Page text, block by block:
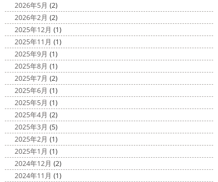
みなさんこんにちは(*^▽^*)
ここ数日
は真冬の寒さとなりましたがいかがお過ごしですか？
先
日は都内の夜桜を観に行きました
例年よりも大分寒いお
花見になりましたがとても綺麗でした(*^_^*)
帰りは人気
のハン ...
2025/03/27
サンシャイン水族館
＊横浜・藤
沢・寒川・小田原・茅ヶ崎外壁塗装
専門店＊
みなさんこんにちは(^O^)
花粉がたくさん飛んでいます
が、みなさんはいかがお過ごしですか？
笑 先日、池袋の
サンシャイン水族館に行きました
外国人の方が多く、
館内はとても賑わっていました
ここの大きな水槽にはサ
...
2020/11/30
Bali
＊湘南の外壁塗装専門店＊
こんにちは!! 今日はバリショットを少しだ
け
南国 ウルワツ
海パンで海に入
れるって最高ですね
だまだ普通にバリに行く事は難しいですが、早く自由に海
外に行けるようになりますように…
2020/11/26
海散歩
＊湘南の外壁塗装専門店＊
こんにちわ☼ 最近はグッと気温が下がり
寒くなりましたね
気づけば今年も後一
か月ちょっと(´ﾟдﾟ｀) 早い早い
ロナが危険な感じになってきたので、海にはたくさんの人
が来てました！！ でも、海なら ...
2026年5月 (2)
2026年2月 (2)
2025年12月 (1)
2025年11月 (1)
2025年9月 (1)
2025年8月 (1)
2025年7月 (2)
2025年6月 (1)
2025年5月 (1)
2025年4月 (2)
2025年3月 (5)
2025年2月 (1)
2025年1月 (1)
2024年12月 (2)
2024年11月 (1)